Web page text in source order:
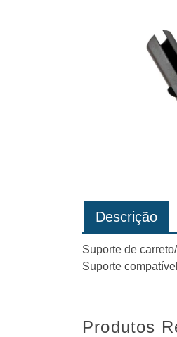
Descrição
Suporte de
Suporte
Produtos